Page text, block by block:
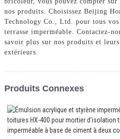
nos produits. Choisissez Beijing
Technology Co., Ltd. pour tous vos
terrasse imperméable. Contactez-
savoir plus sur nos produits et
extérieurs.
Produits Connexes